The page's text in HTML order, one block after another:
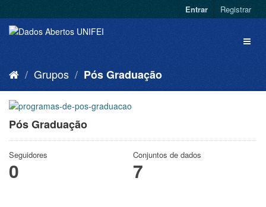
Entrar Registrar
Grupos Pós Graduação
Pós Graduação
Seguidores
0
Conjuntos de dados
7